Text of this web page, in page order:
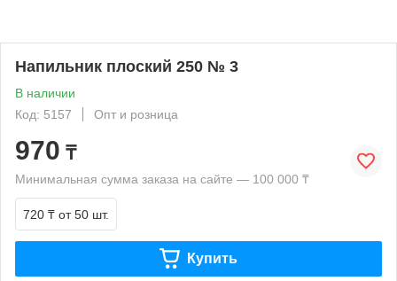
Напильник плоский 250 № 3
В наличии
Код: 5157
Опт и розница
970 ₸
Минимальная сумма заказа на сайте — 100 000 ₸
720 ₸ от 50 шт.
Купить